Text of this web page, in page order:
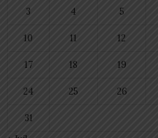
3 4 5
10 11 12
17 18 19
24 25 26
31